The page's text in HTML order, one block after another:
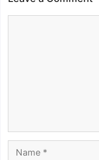
Name